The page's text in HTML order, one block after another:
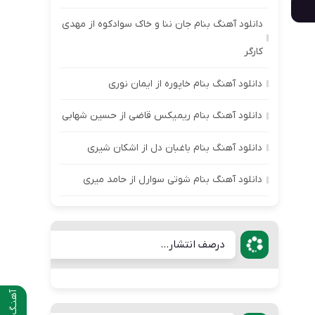
دانلود آهنگ بنام جان ننا و خاک سوادکوه از مهدی
کارگر
دانلود آهنگ بنام خاپوره از ایمان نوری
دانلود آهنگ بنام ریمیکس قاضی از حسین شهابی
دانلود آهنگ بنام باغبان دل از اشکان شیری
دانلود آهنگ بنام شوتی سوارل از حامد میری
درصف انتشار...